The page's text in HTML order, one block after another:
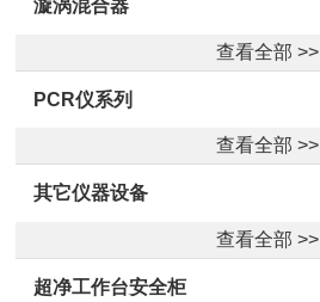
漩涡混合器
查看全部 >>
PCR仪系列
查看全部 >>
其它仪器设备
查看全部 >>
超净工作台安全柜